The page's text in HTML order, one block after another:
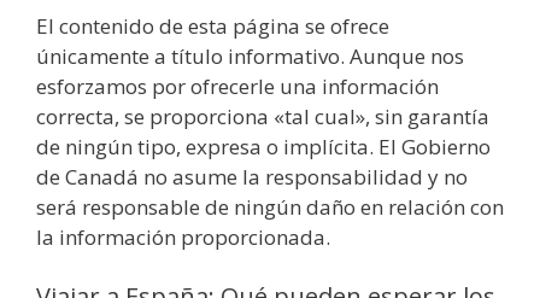
El contenido de esta página se ofrece
únicamente a título informativo. Aunque nos
esforzamos por ofrecerle una información
correcta, se proporciona «tal cual», sin garantía
de ningún tipo, expresa o implícita. El Gobierno
de Canadá no asume la responsabilidad y no
será responsable de ningún daño en relación con
la información proporcionada.